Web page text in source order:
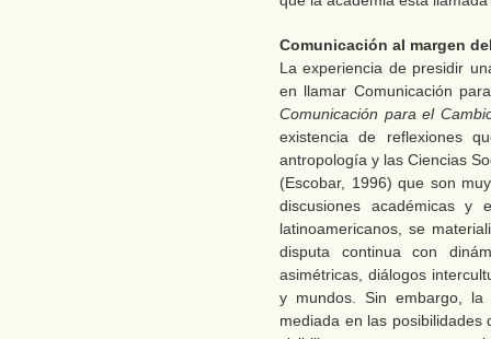
Comunicación al margen
La experiencia de presidir
en llamar Comunicación
Comunicación para el
existencia de reflexiones
antropología y las Ciencias
(Escobar, 1996) que son
discusiones académicas y
latinoamericanos, se
disputa continua con
asimétricas, diálogos
y mundos. Sin embargo, la
mediada en las